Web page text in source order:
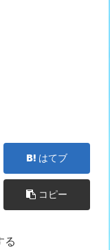
はてブ
コピー
る